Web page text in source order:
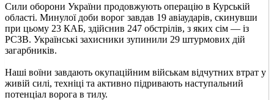
Сили оборони України продовжують операцію в Курській
області. Минулої доби ворог завдав 19 авіаударів, скинувши
при цьому 23 КАБ, здійснив 247 обстрілів, з яких сім — із
РСЗВ. Українські захисники зупинили 29 штурмових дій
загарбників.
Наші воїни завдають окупаційним військам відчутних втрат у
живій силі, техніці та активно підривають наступальний
потенціал ворога в тилу.